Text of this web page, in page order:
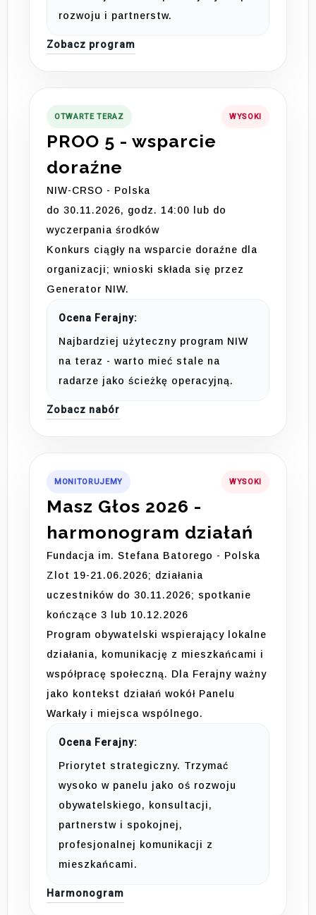
rozwoju i partnerstw.
Zobacz program
OTWARTE TERAZ WYSOKI
PROO 5 - wsparcie
doraźne
NIW-CRSO - Polska
do 30.11.2026, godz. 14:00 lub do
wyczerpania środków
Konkurs ciągły na wsparcie doraźne dla
organizacji; wnioski składa się przez
Generator NIW.
Ocena Ferajny:
Najbardziej użyteczny program NIW
na teraz - warto mieć stale na
radarze jako ścieżkę operacyjną.
Zobacz nabór
MONITORUJEMY WYSOKI
Masz Głos 2026 -
harmonogram działań
Fundacja im. Stefana Batorego - Polska
Zlot 19-21.06.2026; działania
uczestników do 30.11.2026; spotkanie
kończące 3 lub 10.12.2026
Program obywatelski wspierający lokalne
działania, komunikację z mieszkańcami i
współpracę społeczną. Dla Ferajny ważny
jako kontekst działań wokół Panelu
Warkały i miejsca wspólnego.
Ocena Ferajny:
Priorytet strategiczny. Trzymać
wysoko w panelu jako oś rozwoju
obywatelskiego, konsultacji,
partnerstw i spokojnej,
profesjonalnej komunikacji z
mieszkańcami.
Harmonogram